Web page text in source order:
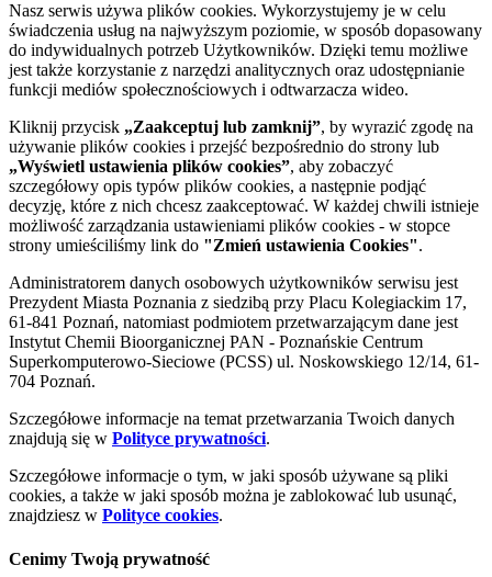
Nasz serwis używa plików cookies. Wykorzystujemy je w celu
świadczenia usług na najwyższym poziomie, w sposób dopasowany
do indywidualnych potrzeb Użytkowników. Dzięki temu możliwe
jest także korzystanie z narzędzi analitycznych oraz udostępnianie
funkcji mediów społecznościowych i odtwarzacza wideo.
Kliknij przycisk „Zaakceptuj lub zamknij”, by wyrazić zgodę na
używanie plików cookies i przejść bezpośrednio do strony lub
„Wyświetl ustawienia plików cookies”, aby zobaczyć
szczegółowy opis typów plików cookies, a następnie podjąć
decyzję, które z nich chcesz zaakceptować. W każdej chwili istnieje
możliwość zarządzania ustawieniami plików cookies - w stopce
strony umieściliśmy link do "Zmień ustawienia Cookies".
Administratorem danych osobowych użytkowników serwisu jest
Prezydent Miasta Poznania z siedzibą przy Placu Kolegiackim 17,
61-841 Poznań, natomiast podmiotem przetwarzającym dane jest
Instytut Chemii Bioorganicznej PAN - Poznańskie Centrum
Superkomputerowo-Sieciowe (PCSS) ul. Noskowskiego 12/14, 61-
704 Poznań.
Szczegółowe informacje na temat przetwarzania Twoich danych
znajdują się w Polityce prywatności.
Szczegółowe informacje o tym, w jaki sposób używane są pliki
cookies, a także w jaki sposób można je zablokować lub usunąć,
znajdziesz w Polityce cookies.
Cenimy Twoją prywatność